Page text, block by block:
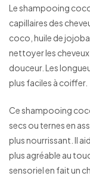
Le shampooing
capillaires des
coco, huile de
nettoyer les
douceur. Les
plus faciles à coiffer.
Ce shampooing
secs ou ternes en
plus nourrissant. Il
plus agréable au
sensoriel en fait un